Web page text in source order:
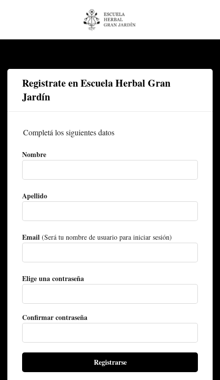
Registrate en Escuela Herbal Gran
Jardín
Completá los siguientes datos
Nombre
Apellido
Email (Será tu nombre de usuario para iniciar sesión)
Elige una contraseña
Confirmar contraseña
Registrarse